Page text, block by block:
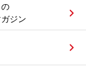
ジン